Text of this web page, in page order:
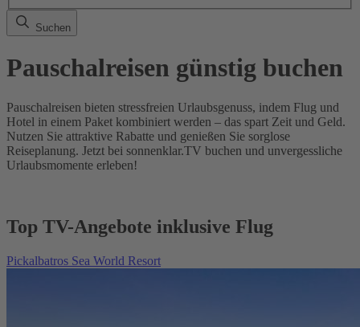
Suchen
Pauschalreisen günstig buchen
Pauschalreisen bieten stressfreien Urlaubsgenuss, indem Flug und
Hotel in einem Paket kombiniert werden – das spart Zeit und Geld.
Nutzen Sie attraktive Rabatte und genießen Sie sorglose
Reiseplanung. Jetzt bei sonnenklar.TV buchen und unvergessliche
Urlaubsmomente erleben!
Top TV-Angebote inklusive Flug
Pickalbatros Sea World Resort